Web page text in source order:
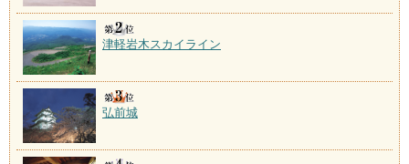
津軽岩木スカイライン
弘前城